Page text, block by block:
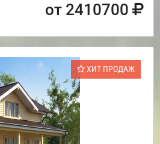
от 2410700
ХИТ ПРОДАЖ